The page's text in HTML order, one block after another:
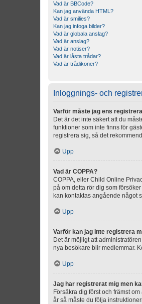
Vad är BBCode?
Kan jag använda HTML?
Vad är smilies?
Kan jag infoga bilder?
Vad är globala anslag?
Vad är anslag?
Vad är notiser?
Vad är låsta trådar?
Vad är trådikoner?
Inloggnings- och
Varför måste jag ens
Det är det inte säkert att du
funktioner som inte finns för
registrera sig, så det
Upp
Vad är COPPA?
COPPA, eller Child Online
på om detta rör dig som
kan kontaktas angående något
Upp
Varför kan jag inte registrera
Det är möjligt att
nya besökare blir medlemmar.
Upp
Jag har registrerat mig men
Försäkra dig först och främst
år så måste du följa